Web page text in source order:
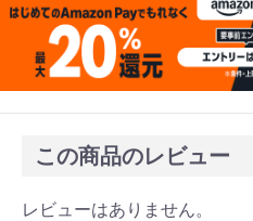
この商品のレビュー
レビューはありません。